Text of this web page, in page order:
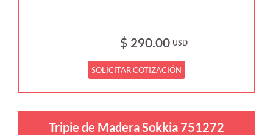
$ 290.00 USD
SOLICITAR COTIZACIÓN
Tripie de Madera Sokkia 751272